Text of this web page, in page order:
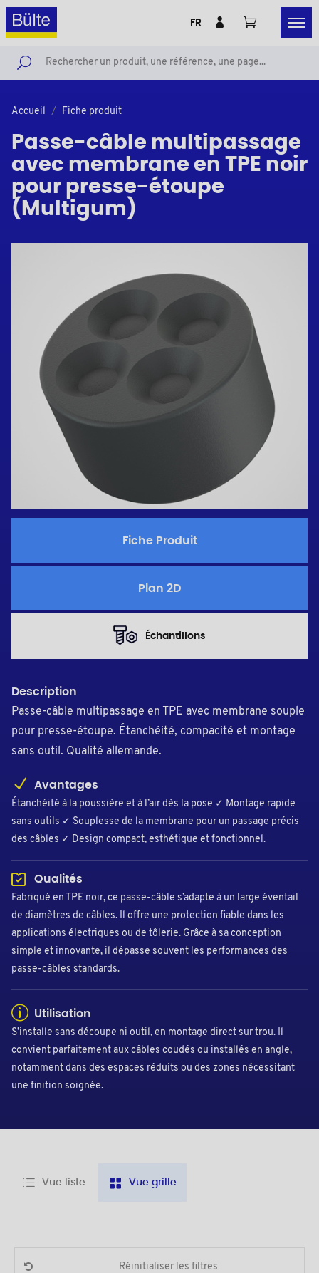
FR
Accueil Fiche produit
Passe-câble multipassage
avec membrane en TPE noir
pour presse-étoupe
(Multigum)
Fiche Produit
Plan 2D
Échantillons
Description
Passe-câble multipassage en TPE avec membrane souple
pour presse-étoupe. Étanchéité, compacité et montage
sans outil. Qualité allemande.
Avantages
Étanchéité à la poussière et à l’air dès la pose ✓ Montage rapide
sans outils ✓ Souplesse de la membrane pour un passage précis
des câbles ✓ Design compact, esthétique et fonctionnel.
Qualités
Fabriqué en TPE noir, ce passe-câble s’adapte à un large éventail
de diamètres de câbles. Il offre une protection fiable dans les
applications électriques ou de tôlerie. Grâce à sa conception
simple et innovante, il dépasse souvent les performances des
passe-câbles standards.
Utilisation
S’installe sans découpe ni outil, en montage direct sur trou. Il
convient parfaitement aux câbles coudés ou installés en angle,
notamment dans des espaces réduits ou des zones nécessitant
une finition soignée.
Vue liste Vue grille
Réinitialiser les filtres